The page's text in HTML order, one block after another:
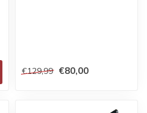
€129,99 €80,00